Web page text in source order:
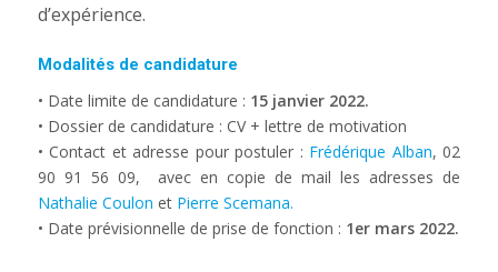
d’expérience.
Modalités de candidature
• Date limite de candidature : 15 janvier 2022.
• Dossier de candidature : CV + lettre de motivation
• Contact et adresse pour postuler : Frédérique Alban, 02
90 91 56 09, avec en copie de mail les adresses de
Nathalie Coulon et Pierre Scemana.
• Date prévisionnelle de prise de fonction : 1er mars 2022.